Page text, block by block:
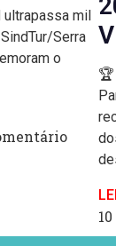
ultrapassa mil
Serra
o
🏆